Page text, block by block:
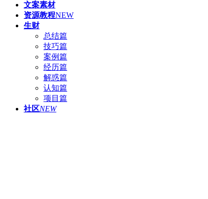
文案素材
资源教程NEW
生财
总结篇
技巧篇
案例篇
经历篇
解惑篇
认知篇
项目篇
社区NEW